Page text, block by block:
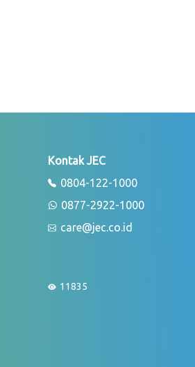
Kontak JEC
0804-122-1000
0877-2922-1000
care@jec.co.id
11835